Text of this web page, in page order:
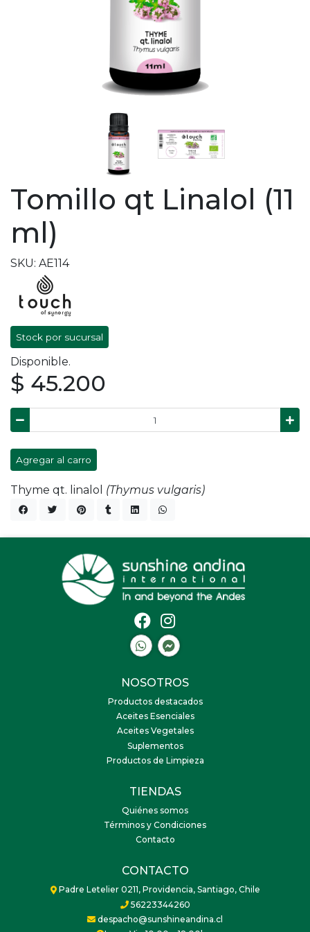
Tomillo qt Linalol (11
ml)
SKU: AE114
Stock por sucursal
Disponible.
$ 45.200
Agregar al carro
Thyme qt. linalol (Thymus vulgaris)
NOSOTROS
Productos destacados
Aceites Esenciales
Aceites Vegetales
Suplementos
Productos de Limpieza
TIENDAS
Quiénes somos
Términos y Condiciones
Contacto
CONTACTO
Padre Letelier 0211, Providencia, Santiago, Chile
56223344260
despacho@sunshineandina.cl